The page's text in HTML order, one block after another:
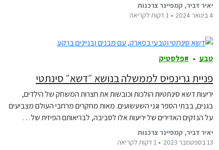
יאיר דביר, קמפיינר צרכנות
4 בינואר 2024
1 דקות לקריאה
טבע פלסטיק
פניית גרינפיס לממשלה בנושא ״דשא״ סינתטי
יריעות דשא סינתטיות הולכות וכובשות את חצרות המשחק של הילדים,
בגנים, בבתי הספר וגני השעשועים. מאות מחקרים מרחבי העולם מצביעים
על הנזקים האדירים של יריעות אלו לסביבה, לבריאותם הפיזית של…
יאיר דביר, קמפיינר צרכנות
13 בספטמבר 2023
1 דקות לקריאה